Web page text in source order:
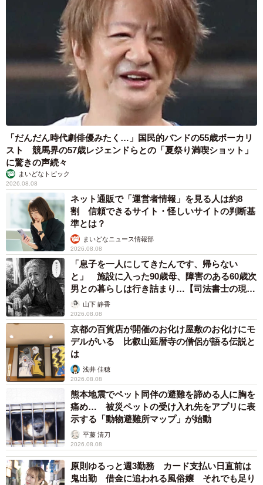
保護から約1週間後、床上で寝そべるこねぎくん（画像提供：ともさん）
優しい家族と先住猫に見守られ、すくすくと成長したこね
ぎくん。現在、生後推定10カ月を迎えました。子猫らしく
やんちゃで元気。こねぎくんの話題で家族の会話も増えた
そうです。
「元気過ぎて大変なこともあるけどかけがえのない存在で
す。先住猫とは一緒に遊びたい欲が強くてちょっかいを出
して体にしがみついたりして遊んでいますが、やり過ぎて
たまに2匹に怒られることも。それでも先住猫と一緒にご飯
を食べるのが好きなようです。夜、寝る時は私の布団で先
住猫と一緒になって寝ています」
また、こねぎくんには家の中にお気に入りスポットがある
そうです。
「初めて家に入った時、玄関前の階段下で過ごしていたの
で、今でもその場所に行ったり、そこで遊んでほしそうに
スリスリしながら甘えてきます。もしかしたら、階段下に
行けば前のように遊んでもらえると思っているのかもしれ
ません」
「だんだん時代劇俳優みたく…」国民的バンドの55歳ボーカリ
スト 競馬界の57歳レジェンドらとの「夏祭り満喫ショット」
に驚きの声続々
まいどなトピック
2026.08.08
ネット通販で「運営者情報」を見る人は約8
割 信頼できるサイト・怪しいサイトの判断基
準とは？
まいどなニュース情報部
2026.08.08
「息子を一人にしてきたんです、帰らない
と」 施設に入った90歳母、障害のある60歳次
男との暮らしは行き詰まり…【司法書士の現場
から】山下 静香
2026.08.08
京都の百貨店が開催のお化け屋敷のお化けにモ
デルがいる 比叡山延暦寺の僧侶が語る伝説と
は
浅井 佳穂
2026.08.08
熊本地震でペット同伴の避難を諦める人に胸を
痛め… 被災ペットの受け入れ先をアプリに表
示する「動物避難所マップ」が始動
平藤 清刀
2026.08.08
原則ゆるっと週3勤務 カード支払い日直前は
鬼出勤 借金に追われる風俗嬢 それでも足り